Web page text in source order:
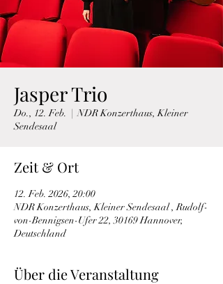
Jasper Trio
Do., 12. Feb.
  |
NDR Konzerthaus, Kleiner
Sendesaal
Zeit & Ort
12. Feb. 2026, 20:00
NDR Konzerthaus, Kleiner Sendesaal , Rudolf-
von-Bennigsen-Ufer 22, 30169 Hannover,
Deutschland
Über die Veranstaltung